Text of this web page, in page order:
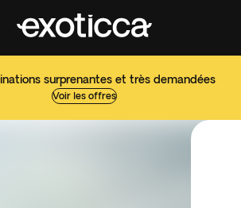
surprenantes et très demandées
Voir les offres